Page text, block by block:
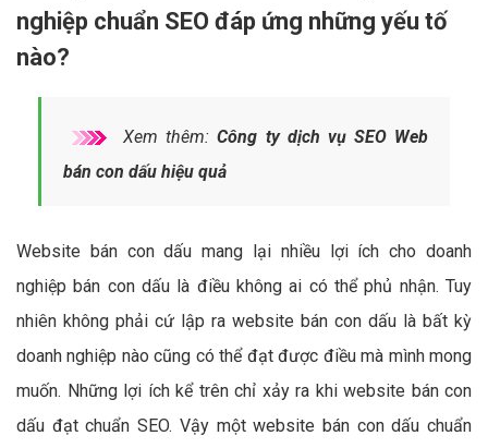
nghiệp chuẩn SEO đáp ứng những yếu tố
nào?
Xem thêm:Công ty dịch vụ SEO Web
bán con dấu hiệu quả
Website bán con dấu mang lại nhiều lợi ích cho doanh
nghiệp bán con dấu là điều không ai có thể phủ nhận. Tuy
nhiên không phải cứ lập ra website bán con dấu là bất kỳ
doanh nghiệp nào cũng có thể đạt được điều mà mình mong
muốn. Những lợi ích kể trên chỉ xảy ra khi website bán con
dấu đạt chuẩn SEO. Vậy một website bán con dấu chuẩn